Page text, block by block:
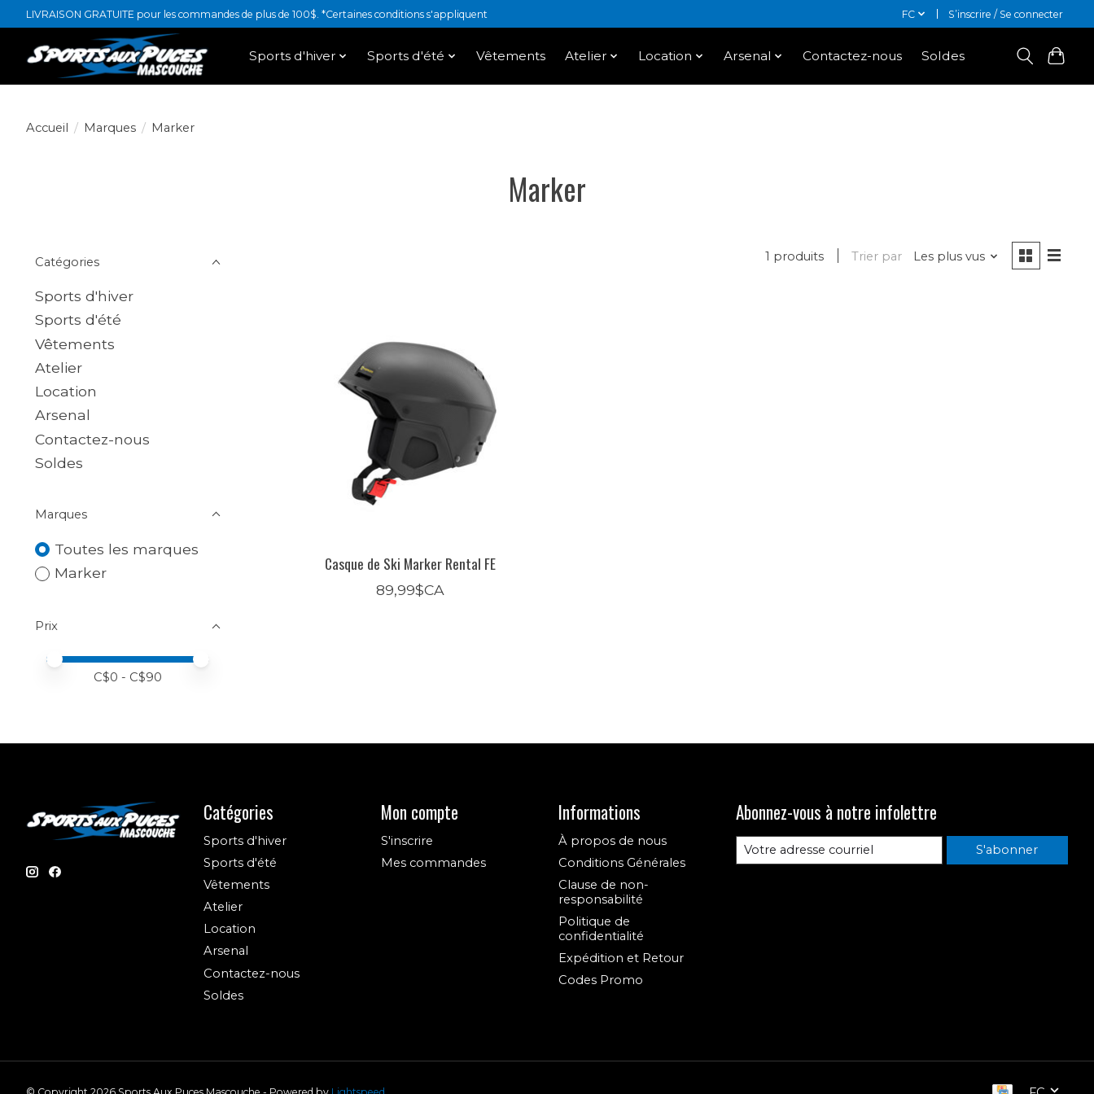
LIVRAISON GRATUITE pour les commandes de plus de 100$. *Certaines conditions s'appliquent FC S’inscrire / Se connecter
Sports d'hiver Sports d'été Vêtements Atelier Location Arsenal Contactez-nous Soldes
Accueil / Marques / Marker
Marker
Catégories
Sports d'hiver
Sports d'été
Vêtements
Atelier
Location
Arsenal
Contactez-nous
Soldes
Marques
Toutes les marques
Marker
Prix
Prix minimum
Price maximum value
C$0 - C$90
1 produits Trier par Les plus vus
Casque de Ski Marker Rental FE
89,99$CA
Catégories
Sports d'hiver
Sports d'été
Vêtements
Atelier
Location
Arsenal
Contactez-nous
Soldes
Mon compte
S'inscrire
Mes commandes
Informations
À propos de nous
Conditions Générales
Clause de non-
responsabilité
Politique de
confidentialité
Expédition et Retour
Codes Promo
Abonnez-vous à notre infolettre
S'abonner